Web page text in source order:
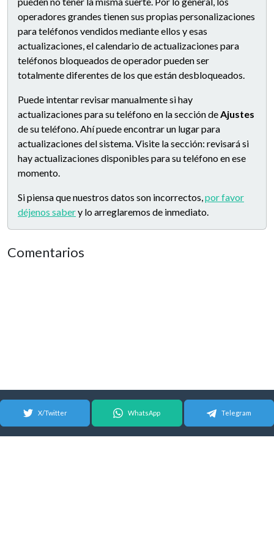
operadores grandes tienen sus propias personalizaciones
para teléfonos vendidos mediante ellos y esas
actualizaciones, el calendario de actualizaciones para
teléfonos bloqueados de operador pueden ser
totalmente diferentes de los que están desbloqueados.
Puede intentar revisar manualmente si hay
actualizaciones para su teléfono en la sección deAjustes
de su teléfono. Ahí puede encontrar un lugar para
actualizaciones del sistema. Visite la sección: revisará si
hay actualizaciones disponibles para su teléfono en ese
momento.
Si piensa que nuestros datos son incorrectos,por favor
déjenos sabery lo arreglaremos de inmediato.
Comentarios
X/Twitter WhatsApp Telegram